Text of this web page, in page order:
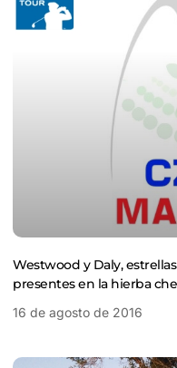
Westwood y Daly,
presentes en la hierba
16 de agosto de 2016